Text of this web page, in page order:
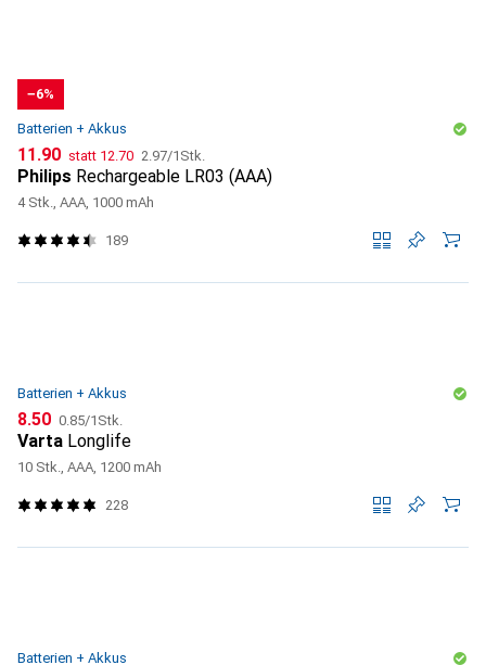
−6%
Batterien + Akkus
CHF
11.90 statt CHF
12.70 CHF
2.97/1Stk.
Philips Rechargeable LR03 (AAA)
4 Stk., AAA, 1000 mAh
189
Batterien + Akkus
CHF
8.50 CHF
0.85/1Stk.
Varta Longlife
10 Stk., AAA, 1200 mAh
228
Batterien + Akkus